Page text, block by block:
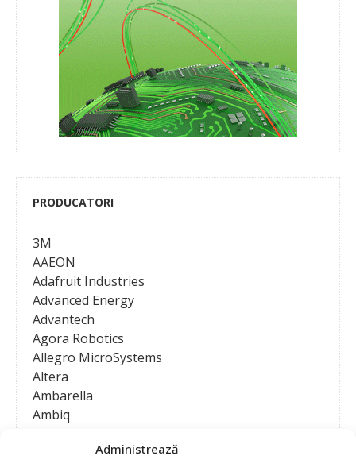
Administrează
PRODUCATORI
3M
AAEON
Adafruit Industries
Advanced Energy
Advantech
Agora Robotics
Allegro MicroSystems
Altera
Ambarella
Ambiq